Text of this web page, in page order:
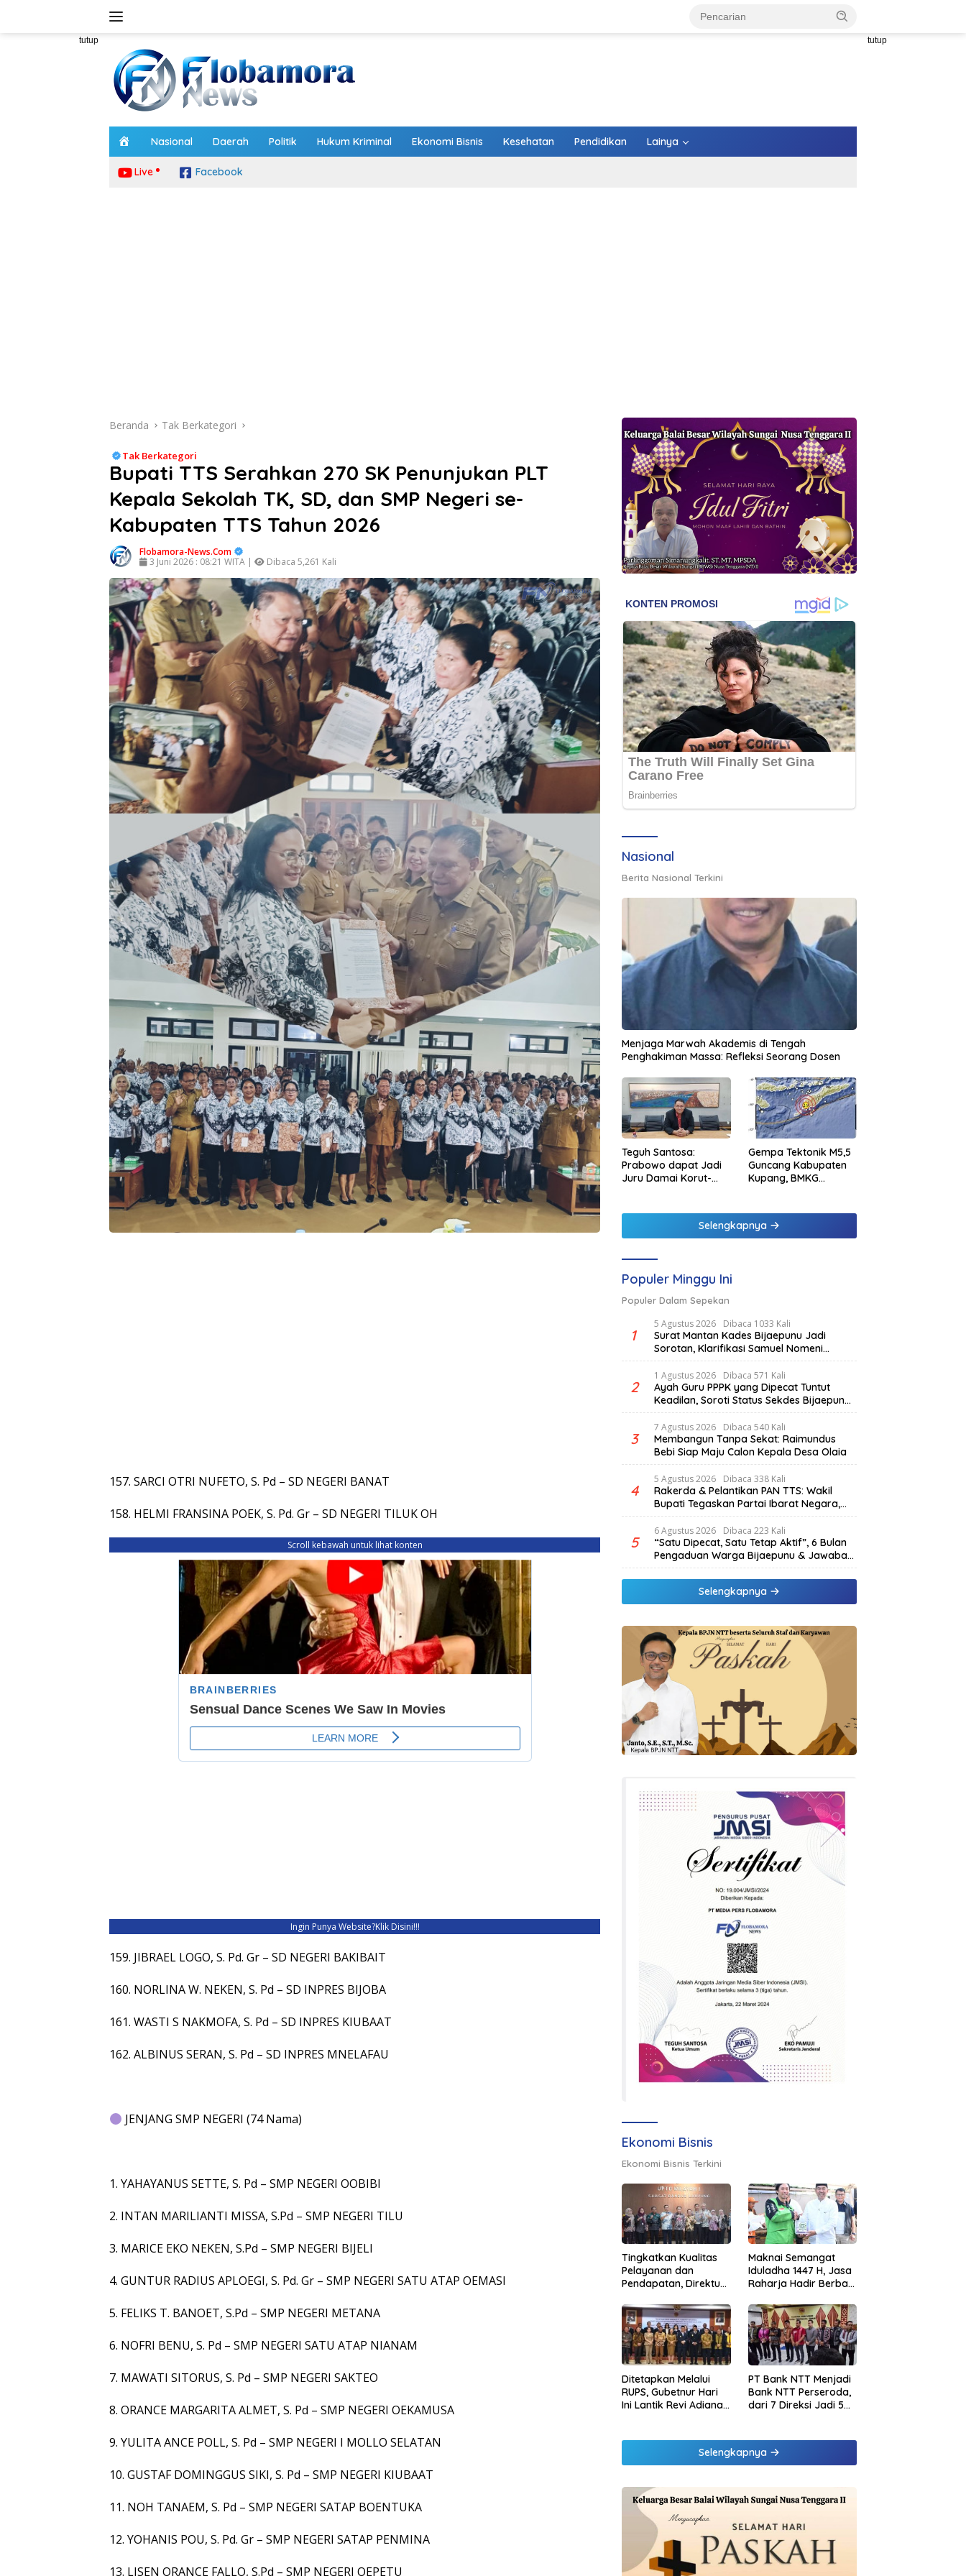
tutup tutup
o
m
e
Nasional Daerah Politik Hukum Kriminal Ekonomi Bisnis Kesehatan Pendidikan Lainya
Live Facebook
Beranda Tak Berkategori
Tak Berkategori
Bupati TTS Serahkan 270 SK Penunjukan PLT
Kepala Sekolah TK, SD, dan SMP Negeri se-
Kabupaten TTS Tahun 2026
Flobamora-News.Com
3 Juni 2026 : 08:21 WITA |
Dibaca 5,261 Kali
157. SARCI OTRI NUFETO, S. Pd – SD NEGERI BANAT
158. HELMI FRANSINA POEK, S. Pd. Gr – SD NEGERI TILUK OH
Scroll kebawah untuk lihat konten
Ingin Punya Website?Klik Disini!!!
159. JIBRAEL LOGO, S. Pd. Gr – SD NEGERI BAKIBAIT
160. NORLINA W. NEKEN, S. Pd – SD INPRES BIJOBA
161. WASTI S NAKMOFA, S. Pd – SD INPRES KIUBAAT
162. ALBINUS SERAN, S. Pd – SD INPRES MNELAFAU
JENJANG SMP NEGERI (74 Nama)
1. YAHAYANUS SETTE, S. Pd – SMP NEGERI OOBIBI
2. INTAN MARILIANTI MISSA, S.Pd – SMP NEGERI TILU
3. MARICE EKO NEKEN, S.Pd – SMP NEGERI BIJELI
4. GUNTUR RADIUS APLOEGI, S. Pd. Gr – SMP NEGERI SATU ATAP OEMASI
5. FELIKS T. BANOET, S.Pd – SMP NEGERI METANA
6. NOFRI BENU, S. Pd – SMP NEGERI SATU ATAP NIANAM
7. MAWATI SITORUS, S. Pd – SMP NEGERI SAKTEO
8. ORANCE MARGARITA ALMET, S. Pd – SMP NEGERI OEKAMUSA
9. YULITA ANCE POLL, S. Pd – SMP NEGERI I MOLLO SELATAN
10. GUSTAF DOMINGGUS SIKI, S. Pd – SMP NEGERI KIUBAAT
11. NOH TANAEM, S. Pd – SMP NEGERI SATAP BOENTUKA
12. YOHANIS POU, S. Pd. Gr – SMP NEGERI SATAP PENMINA
13. LISEN ORANCE FALLO, S.Pd – SMP NEGERI OEPETU
Nasional
Berita Nasional Terkini
Menjaga Marwah Akademis di Tengah
Penghakiman Massa: Refleksi Seorang Dosen
Teguh Santosa:
Prabowo dapat Jadi
Juru Damai Korut-
Gempa Tektonik M5,5
Guncang Kabupaten
Kupang, BMKG
Selengkapnya
Populer Minggu Ini
Populer Dalam Sepekan
1
5 Agustus 2026 Dibaca 1033 Kali
Surat Mantan Kades Bijaepunu Jadi
Sorotan, Klarifikasi Samuel Nomeni
Berbeda dengan Isi Dokumen yang
Beredar
2
1 Agustus 2026 Dibaca 571 Kali
Ayah Guru PPPK yang Dipecat Tuntut
Keadilan, Soroti Status Sekdes Bijaepunu
yang Masih Aktif Bekerja
3
7 Agustus 2026 Dibaca 540 Kali
Membangun Tanpa Sekat: Raimundus
Bebi Siap Maju Calon Kepala Desa Olaia
4
5 Agustus 2026 Dibaca 338 Kali
Rakerda & Pelantikan PAN TTS: Wakil
Bupati Tegaskan Partai Ibarat Negara,
SPK Buka Kabar Sawah 3.000 Hektar &
Larangan Politik Uang
5
6 Agustus 2026 Dibaca 223 Kali
“Satu Dipecat, Satu Tetap Aktif”, 6 Bulan
Pengaduan Warga Bijaepunu & Jawaban
Asisten I TTS: Pelan-pelan, Tapi Pasti.
Selengkapnya
Ekonomi Bisnis
Ekonomi Bisnis Terkini
Tingkatkan Kualitas
Pelayanan dan
Pendapatan, Direktur
Raharja Berikan
Pembinaan di
Lampung dan Tinjau
Samsat Rajabasa
Maknai Semangat
Iduladha 1447 H, Jasa
Raharja Hadir Berbagi
melalui Penyaluran
Paket Daging Kurban
Ditetapkan Melalui
RUPS, Gubetnur Hari
Ini Lantik Revi Adiana
PT Bank NTT Menjadi
Bank NTT Perseroda,
dari 7 Direksi Jadi 5
Komisaris
Selengkapnya